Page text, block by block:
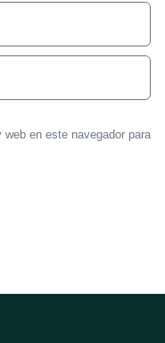
en este navegador para